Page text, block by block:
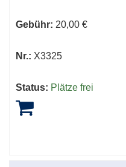
Gebühr: 20,00 €
Nr.: X3325
Status: Plätze frei